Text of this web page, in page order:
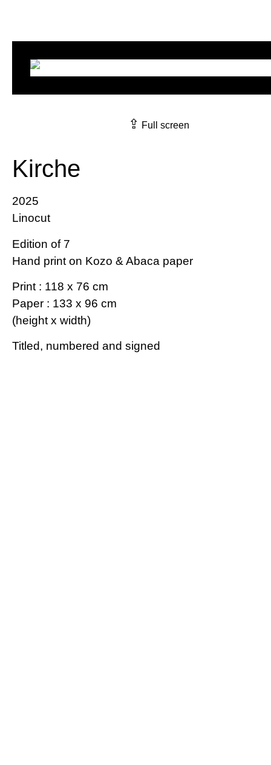
Kirche
2025
Linocut
Edition of 7
Hand print on Kozo & Abaca paper
Print : 118 x 76 cm
Paper : 133 x 96 cm
(height x width)
Titled, numbered and signed
⇪ Full screen